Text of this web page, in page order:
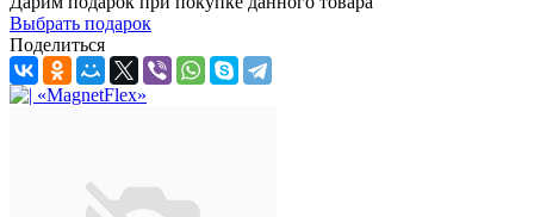
Выбрать подарок
Поделиться